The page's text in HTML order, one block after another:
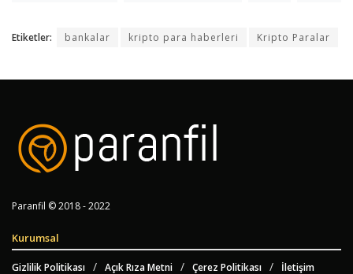
Etiketler: bankalar kripto para haberleri Kripto Paralar
Paranfil © 2018 - 2022
Kurumsal
Gizlilik Politikası Açık Rıza Metni Çerez Politikası İletişim